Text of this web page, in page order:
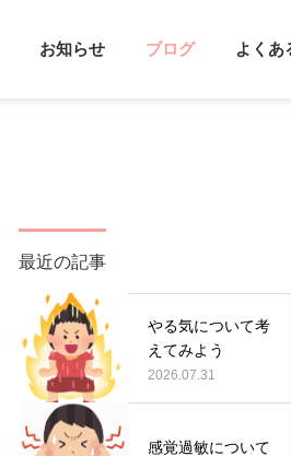
お知らせ ブログ よくあ
雨がふると記憶力UP！？
最近の記事
やる気について考
えてみよう
2026.07.31
感覚過敏について